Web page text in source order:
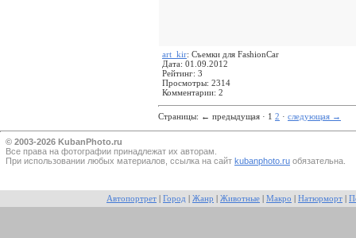
art_kir: Съемки для FashionCar
Дата: 01.09.2012
Рейтинг: 3
Просмотры: 2314
Комментарии: 2
Страницы: ← предыдущая · 1 2 · следующая →
© 2003-2026 KubanPhoto.ru
Все прaва на фотографии принадлежат их авторам.
При использовании любых материалов, ссылка на сайт kubanphoto.ru обязательна.
Автопортрет Город Жанр Животные Макро Натюрморт